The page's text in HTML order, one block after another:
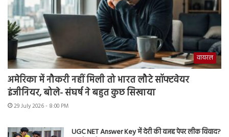
वायरल
अमेरिका में नौकरी नहीं मिली तो भारत लौटे सॉफ्टवेयर
इंजीनियर, बोले- संघर्ष ने बहुत कुछ सिखाया
29 July 2026 - 8:00 PM
UGC NET Answer Key में देरी की वजह पेपर लीक विवाद?